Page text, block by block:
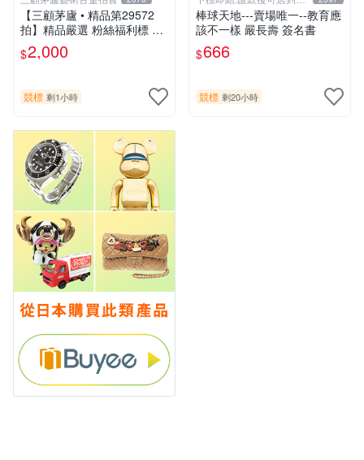
【三顧茅廬 • 精品第29572
拍】精品嚴選 粉絲福利標 日
本動漫大師 車田正美簽名照
片《聖鬥士星矢》！ 特惠起
$2,000
競標 剩1小時
關於我
棒球天地---賣場唯一--教育應
該不一樣 嚴長壽 簽名書
$666
競標 剩20小時